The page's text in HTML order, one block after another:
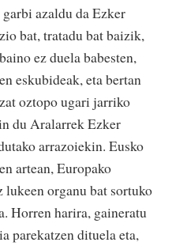
azaldu da Ezker
bat, tratadu bat baizik,
ez duela babesten,
eskubideak, eta bertan
oztopo ugari jarriko
du Aralarrek Ezker
arrazoiekin. Eusko
artean, Europako
organu bat sortuko
Horren harira, gaineratu
parekatzen dituela eta,